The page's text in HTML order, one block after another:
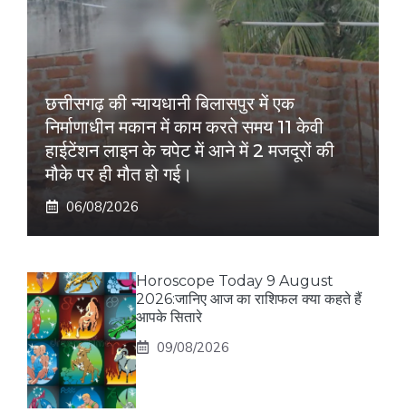
छत्तीसगढ़ की न्यायधानी बिलासपुर में एक
निर्माणाधीन मकान में काम करते समय 11 केवी
हाईटेंशन लाइन के चपेट में आने में 2 मजदूरों की
मौके पर ही मौत हो गई।
06/08/2026
Horoscope Today 9 August
2026:जानिए आज का राशिफल क्या कहते हैं
आपके सितारे
09/08/2026